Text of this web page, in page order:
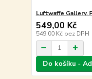
Luftwaffe Gallery.
549,00 Kč
549,00 Kč bez DPH
Do košíku -